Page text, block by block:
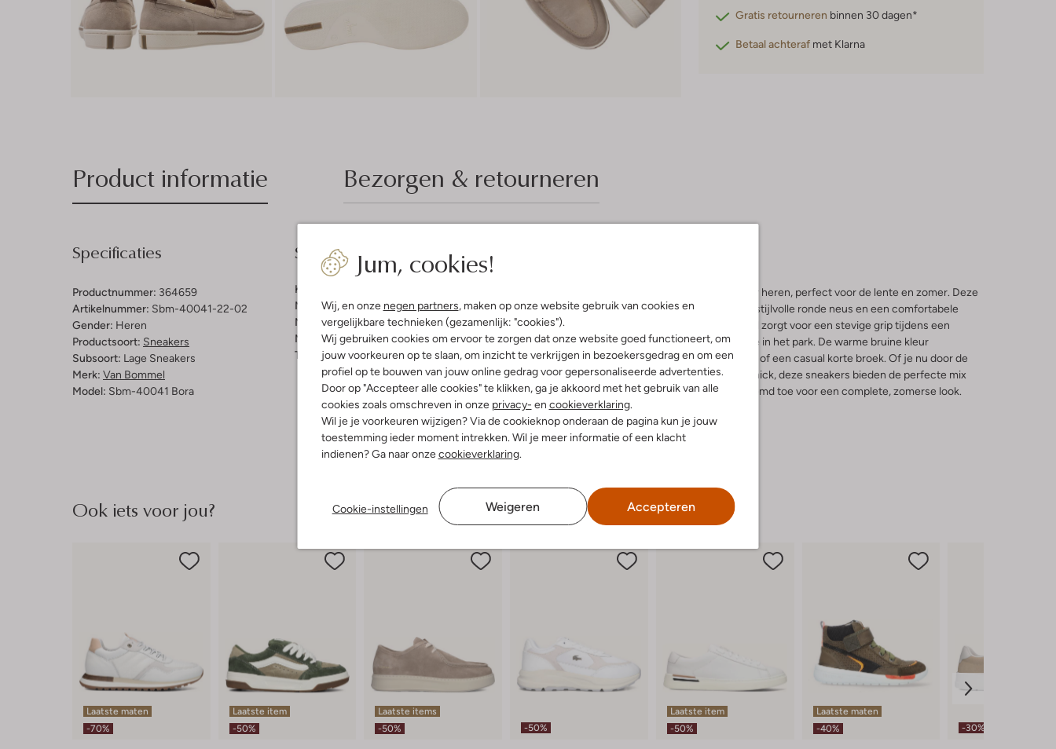
Jum, cookies!
Wij, en onze negen partners, maken op onze website gebruik van cookies en
vergelijkbare technieken (gezamenlijk: "cookies").
Wij gebruiken cookies om ervoor te zorgen dat onze website goed functioneert, om
jouw voorkeuren op te slaan, om inzicht te verkrijgen in bezoekersgedrag en om een
profiel op te bouwen van jouw online gedrag voor gepersonaliseerde advertenties.
Door op "Accepteer alle cookies" te klikken, ga je akkoord met het gebruik van alle
cookies zoals omschreven in onze privacy- en cookieverklaring.
Wil je je voorkeuren wijzigen? Via de cookieknop onderaan de pagina kun je jouw
toestemming ieder moment intrekken. Wil je meer informatie of een klacht
indienen? Ga naar onzecookieverklaring.
Cookie-instellingen Weigeren Accepteren
Gratis retourneren binnen 30 dagen*
Betaal achteraf met Klarna
Product informatie Bezorgen & retourneren
Specificaties
Productnummer: 364659
Artikelnummer: Sbm-40041-22-02
Gender: Heren
Productsoort: Sneakers
Subsoort: Lage Sneakers
Merk: Van Bommel
Model: Sbm-40041 Bora
Samenstelling & Pasvorm
Kleur:
Materiaal buitenkant:Suède
Materiaal binnenkant:Leer
Materiaal zool: Rubber
Type neus:Ronde Neus
Ontdek de SBM-40041 BORA sneakers voor heren, perfect voor de lente en zomer. Deze
lage sneakers van Van Bommel hebben een stijlvolle ronde neus en een comfortabele
leren binnenkant. De robuuste rubberen zool zorgt voor een stevige grip tijdens een
ontspannen stadswandeling of een middagje in het park. De warme bruine kleur
combineert moeiteloos met een lichte chino of een casual korte broek. Of je nu door de
stad slentert of geniet van een zonnige picknick, deze sneakers bieden de perfecte mix
van stijl en comfort. Voeg een luchtig overhemd toe voor een complete, zomerse look.
Ook iets voor jou?
Laatste maten
-70%
Laatste item
-50%
Laatste items
-50%
-50%
Laatste item
-50%
Laatste maten
-40%
-30%